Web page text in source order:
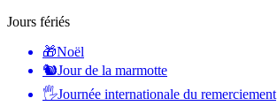
Jours fériés
🎁Noël
🐿Jour de la marmotte
🖐Journée internationale du remerciement